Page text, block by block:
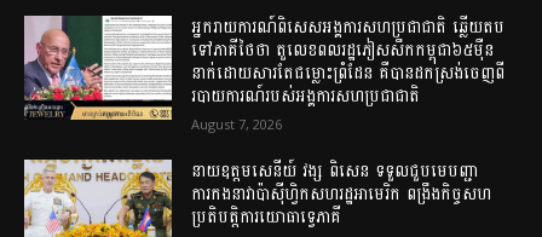
អ្នករាយការណ៍ពិសេសអង្គការសហប្រជាជាតិ ឆ្លើយតប
ទៅភាគីថៃថា តួលេខពលរដ្ឋភៀសសឹកកម្ពុជា៦៥ម៉ឺន
នាក់ដោយសារតែជម្លោះព្រំដែន គឺបានដកស្រង់ចេញពី
របាយការណ៍របស់អង្គការសហប្រជាជាតិ
August 7, 2026
នាយឧត្តមសេនីយ៍ វង្ស ពិសេន ទទួលជួបមេបញ្ជា
ការកងនាវាប៉ាស៊ីហ្វិកសហរដ្ឋអាមេរិក ពង្រឹងកិច្ចសហ
ប្រតិបត្តិការយោធាទ្វេភាគី